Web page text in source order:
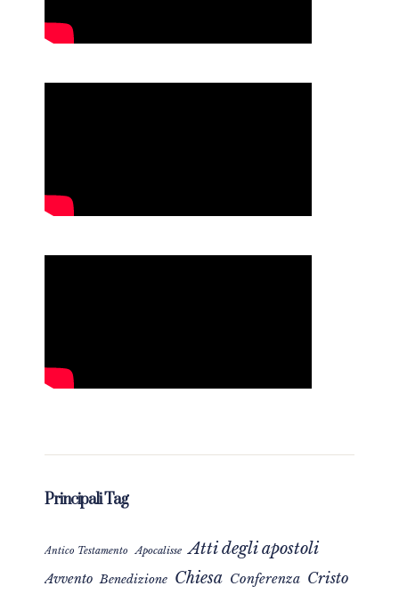
Principali Tag
Antico Testamento Apocalisse Atti degli apostoli
Avvento Benedizione Chiesa Conferenza Cristo